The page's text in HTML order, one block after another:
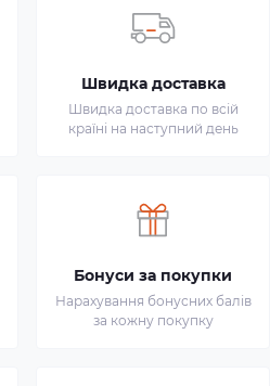
Швидка доставка
Швидка доставка по всій
країні на наступний день
Бонуси за покупки
Нарахування бонусних балів
за кожну покупку